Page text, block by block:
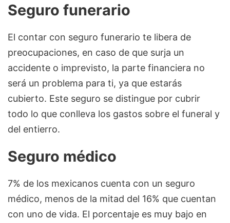
Seguro funerario
El contar con seguro funerario te libera de
preocupaciones, en caso de que surja un
accidente o imprevisto, la parte financiera no
será un problema para ti, ya que estarás
cubierto. Este seguro se distingue por cubrir
todo lo que conlleva los gastos sobre el funeral y
del entierro.
Seguro médico
7% de los mexicanos cuenta con un seguro
médico, menos de la mitad del 16% que cuentan
con uno de vida. El porcentaje es muy bajo en